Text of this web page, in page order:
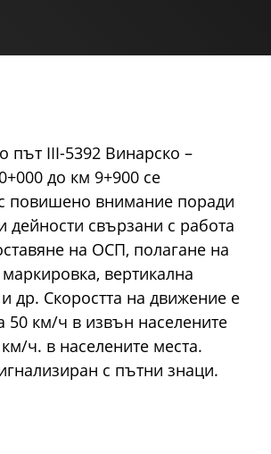
път III-5392 Винарско –
до км 9+900 се
повишено внимание поради
свързани с работа
на ОСП, полагане на
вертикална
др. Скоростта на движение е
50 км/ч в извън населените
ч. в населените места.
с пътни знаци.